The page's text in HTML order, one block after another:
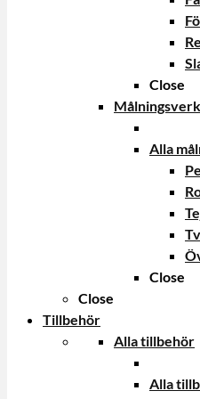
Close
Alla
Close
Close
Tillbehör
Alla tillbehör
Alla